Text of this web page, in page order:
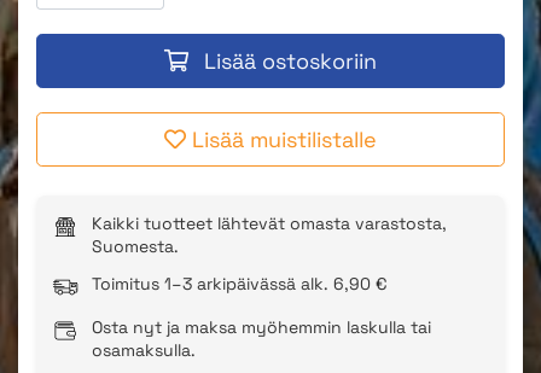
Lisää ostoskoriin
Lisää muistilistalle
Kaikki tuotteet lähtevät omasta varastosta,
Suomesta.
Toimitus 1–3 arkipäivässä alk. 6,90 €
Osta nyt ja maksa myöhemmin laskulla tai
osamaksulla.